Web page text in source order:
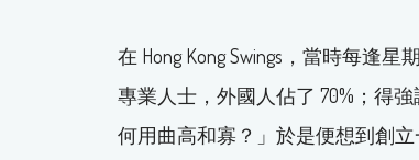
在 Hong Kong Swings，當時每逢星
專業人士，外國人佔了 70%；得
何用曲高和寡？」於是便想到創